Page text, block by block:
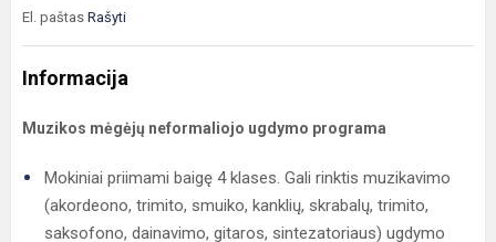
El. paštas Rašyti
Informacija
Muzikos mėgėjų neformaliojo ugdymo programa
Mokiniai priimami baigę 4 klases. Gali rinktis muzikavimo
(akordeono, trimito, smuiko, kanklių, skrabalų, trimito,
saksofono, dainavimo, gitaros, sintezatoriaus) ugdymo